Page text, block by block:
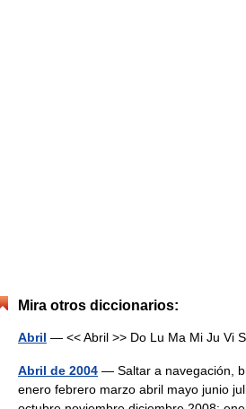
Mira otros diccionarios:
Abril — << Abril >> Do Lu Ma Mi Ju Vi
Abril de 2004 — Saltar a navegación,
enero febrero marzo abril mayo junio